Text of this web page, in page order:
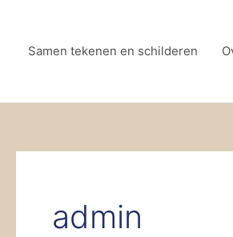
Samen tekenen en schilderen
admin